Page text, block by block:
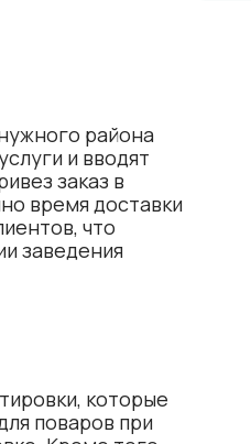
района
и вводят
заказ в
время доставки
что
заведения
которые
поваров при